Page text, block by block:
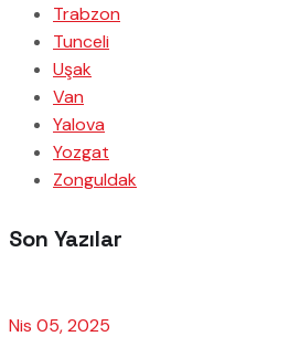
Trabzon
Tunceli
Uşak
Van
Yalova
Yozgat
Zonguldak
Son Yazılar
Nis 05, 2025